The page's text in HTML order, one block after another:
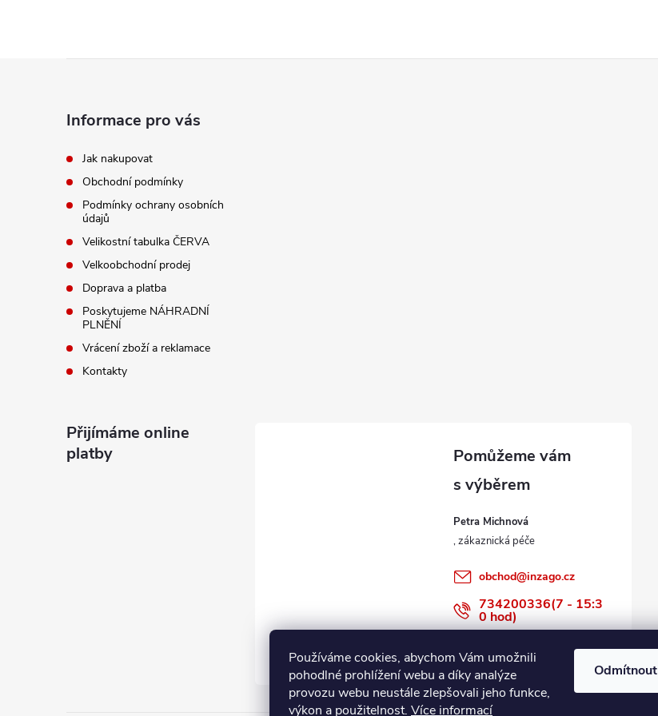
Používáme cookies, abychom Vám umožnili
pohodlné prohlížení webu a díky analýze
provozu webu neustále zlepšovali jeho funkce,
výkon a použitelnost. Více informací
Odmítnout
Informace pro vás
Jak nakupovat
Obchodní podmínky
Podmínky ochrany osobních
údajů
Velikostní tabulka ČERVA
Velkoobchodní prodej
Doprava a platba
Poskytujeme NÁHRADNÍ
PLNĚNÍ
Vrácení zboží a reklamace
Kontakty
Přijímáme online
platby
Petra Michnová
obchod@inzago.cz
734200336(7 - 15:3
0 hod)